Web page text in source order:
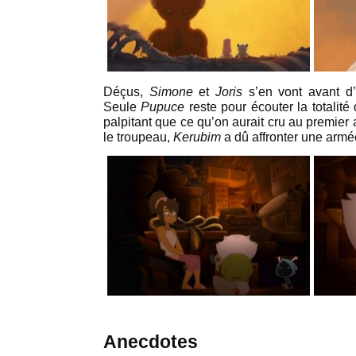
Déçus, SimoneetJoris s’en vont avant
SeulePupuce reste pour écouter la totalité
palpitant que ce qu’on aurait cru au
le troupeau, Kerubim a dû affronter une
Anecdotes